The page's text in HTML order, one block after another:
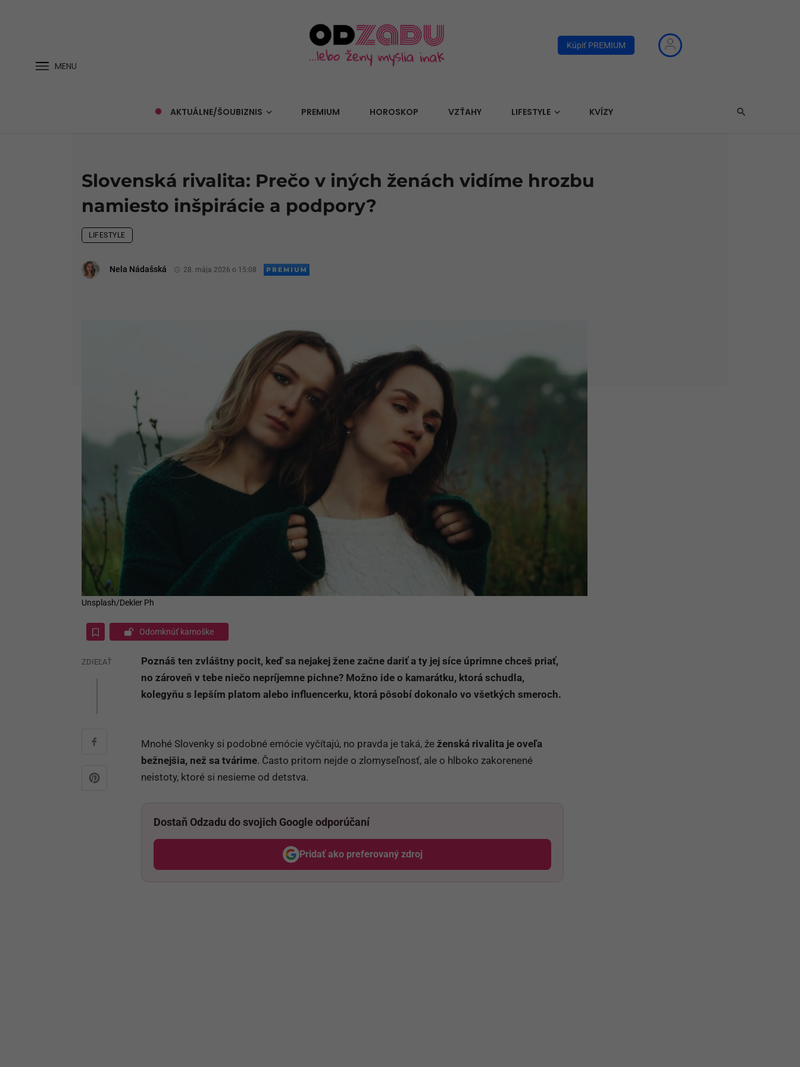
MENU
Kúpiť PREMIUM
AKTUÁLNE/ŠOUBIZNIS PREMIUM HOROSKOP VZŤAHY LIFESTYLE KVÍZY
Slovenská rivalita: Prečo v iných ženách vidíme hrozbu
namiesto inšpirácie a podpory?
LIFESTYLE
Nela Nádašská 28. mája 2026 o 15:08
Unsplash/Dekler Ph
Odomknúť kamoške
ZDIEĽAŤ
Poznáš ten zvláštny pocit, keď sa nejakej žene začne dariť a ty jej síce úprimne chceš priať,
no zároveň v tebe niečo nepríjemne pichne? Možno ide o kamarátku, ktorá schudla,
kolegyňu s lepším platom alebo influencerku, ktorá pôsobí dokonalo vo všetkých smeroch.
Mnohé Slovenky si podobné emócie vyčítajú, no pravda je taká, že ženská rivalita je oveľa
bežnejšia, než sa tvárime. Často pritom nejde o zlomyseľnosť, ale o hlboko zakorenené
neistoty, ktoré si nesieme od detstva.
Dostaň Odzadu do svojich Google odporúčaní
Pridať ako preferovaný zdroj
Odzadu, odkaz sa otvorí v novom okne